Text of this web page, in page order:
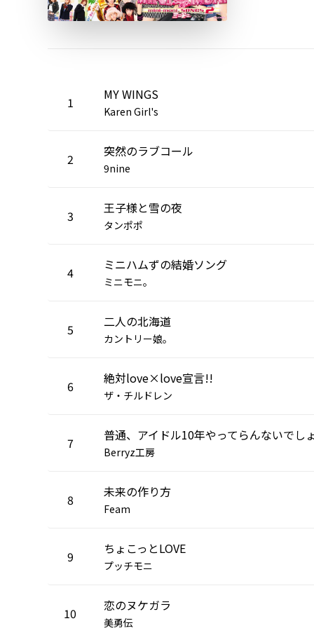
1 MY WINGS
Karen Girl's
2 突然のラブコール
9nine
3 王子様と雪の夜
タンポポ
4 ミニハムずの結婚ソング
ミニモニ。
5 二人の北海道
カントリー娘。
6 絶対love×love宣言!!
ザ・チルドレン
7 普通、アイドル10年やってらんないでし
Berryz工房
8 未来の作り方
Feam
9 ちょこっとLOVE
プッチモニ
10 恋のヌケガラ
美勇伝